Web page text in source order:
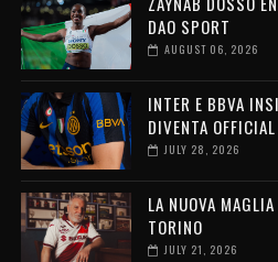
DAO SPORT
AUGUST 06, 2026
INTER E BBVA
DIVENTA
JULY 28, 2026
LA NUOVA
TORINO
JULY 21, 2026